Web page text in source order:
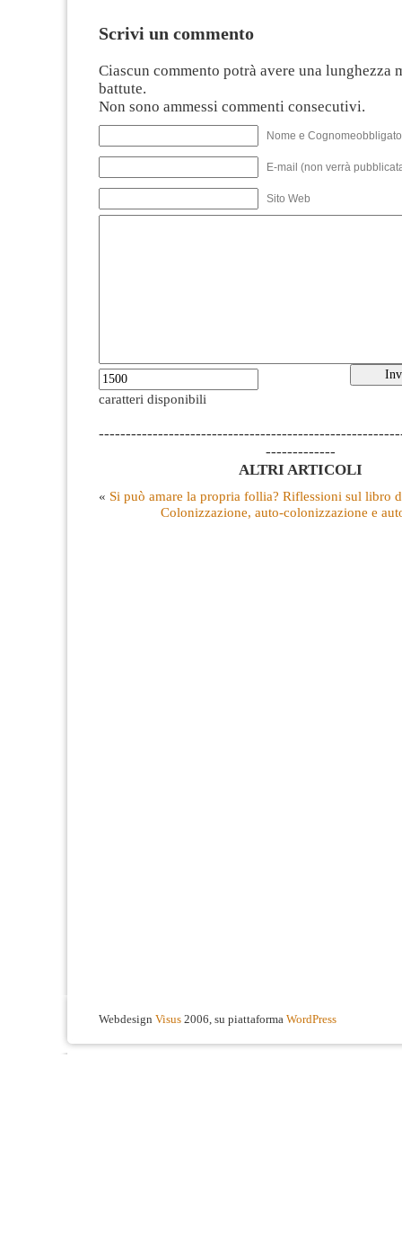
Scrivi un commento
Ciascun commento potrà avere una lunghezza
battute.
Non sono ammessi commenti consecutivi.
Nome e
E-mail (non verrà
Sito Web
caratteri disponibili
-------------
ALTRI ARTICOLI
« Si può amare la propria follia? Riflessioni sul libro
Colonizzazione, auto-colonizzazione e
Webdesign Visus 2006, su piattaforma WordPress